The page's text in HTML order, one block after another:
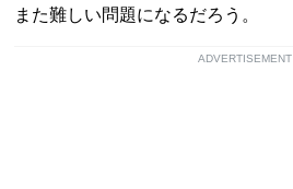
また難しい問題になるだろう。
ADVERTISEMENT